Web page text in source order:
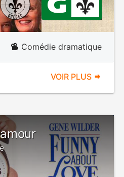
Comédie dramatique
VOIR PLUS